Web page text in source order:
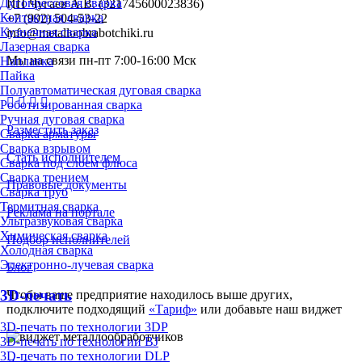
Контактная сварка
Кузнечная сварка
Лазерная сварка
Наплавка
Пайка
Полуавтоматическая дуговая сварка
Роботизированная сварка
Ручная дуговая сварка
Сварка арматуры
Сварка взрывом
Сварка под слоем флюса
Сварка трением
Сварка труб
Термитная сварка
Ультразвуковая сварка
Химическая сварка
Холодная сварка
Электронно-лучевая сварка
3D-печать
3D-печать по технологии 3DP
3D-печать по технологии BJ
3D-печать по технологии DLP
ИП Чугаев А.В. (321745600023836)
+7 (992) 504-53-22
info@metalloobrabotchiki.ru
Мы на связи пн-пт 7:00-16:00 Мск
Разместить заказ
Стать исполнителем
Правовые документы
Реклама на портале
Подбор исполнителей
Блог
Чтобы ваше предприятие находилось выше других,
подключите подходящий «Тариф» или добавьте наш виджет